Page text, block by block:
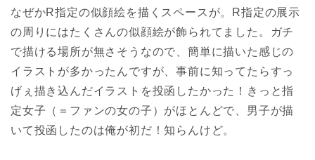
なぜかR指定の似顔絵を描くスペースが。R指定の展示
の周りにはたくさんの似顔絵が飾られてました。ガチ
で描ける場所が無さそうなので、簡単に描いた感じの
イラストが多かったんですが、事前に知ってたらすっ
げぇ描き込んだイラストを投函したかった！きっと指
定女子（＝ファンの女の子）がほとんどで、男子が描
いて投函したのは俺が初だ！知らんけど。